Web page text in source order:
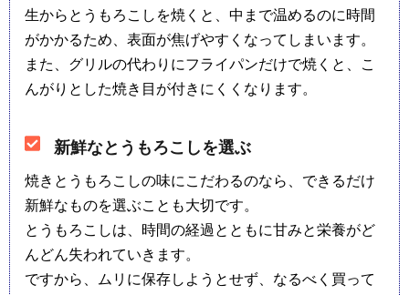
生からとうもろこしを焼くと、中まで温めるのに時間
がかかるため、表面が焦げやすくなってしまいます。
また、グリルの代わりにフライパンだけで焼くと、こ
んがりとした焼き目が付きにくくなります。
新鮮なとうもろこしを選ぶ
焼きとうもろこしの味にこだわるのなら、できるだけ
新鮮なものを選ぶことも大切です。
とうもろこしは、時間の経過とともに甘みと栄養がど
んどん失われていきます。
ですから、ムリに保存しようとせず、なるべく買って